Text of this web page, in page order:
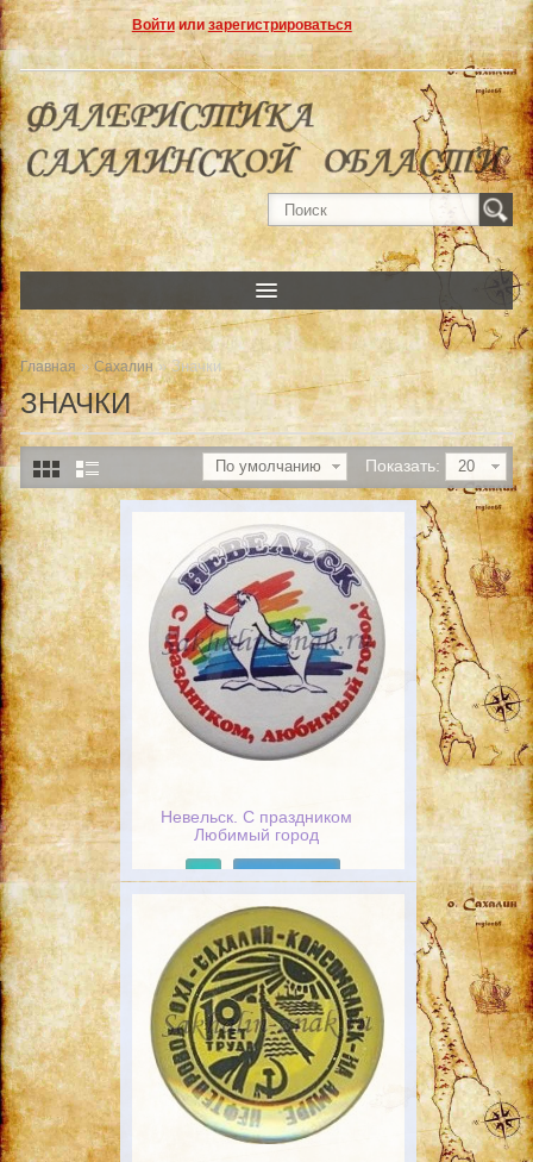
Войтиили зарегистрироваться
Главная » Сахалин» Значки
ЗНАЧКИ
Показать: 20
По умолчанию
Невельск. С праздником
Любимый город